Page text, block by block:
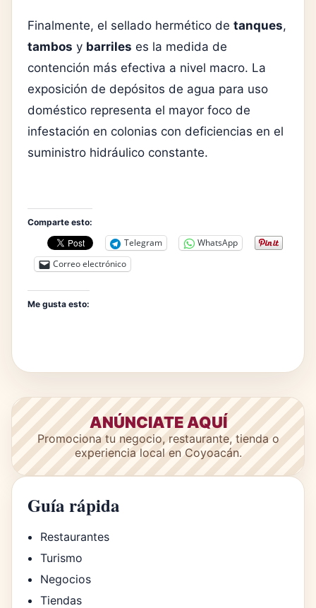
Finalmente, el sellado hermético de tanques,
tambos y barriles es la medida de
contención más efectiva a nivel macro. La
exposición de depósitos de agua para uso
doméstico representa el mayor foco de
infestación en colonias con deficiencias en el
suministro hidráulico constante.
Comparte esto:
Telegram
WhatsApp
Correo electrónico
Me gusta esto:
ANÚNCIATE AQUÍ
Promociona tu negocio, restaurante, tienda o
experiencia local en Coyoacán.
Guía rápida
Restaurantes
Turismo
Negocios
Tiendas